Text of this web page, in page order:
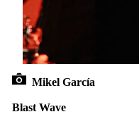
Mikel García
Blast Wave